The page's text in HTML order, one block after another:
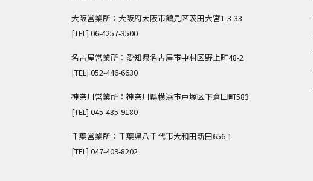
大阪営業所：大阪府大阪市鶴見区茨田大宮1-3-33
[TEL] 06-4257-3500
名古屋営業所：愛知県名古屋市中村区野上町48-2
[TEL] 052-446-6630
神奈川営業所：神奈川県横浜市戸塚区下倉田町583
[TEL] 045-435-9180
千葉営業所：千葉県八千代市大和田新田656-1
[TEL] 047-409-8202